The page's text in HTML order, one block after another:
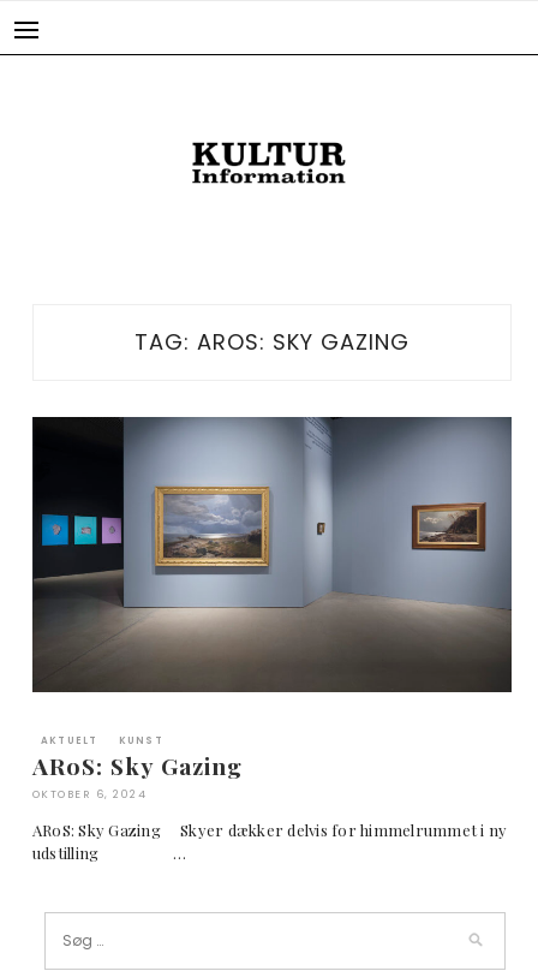
TAG: AROS: SKY GAZING
AKTUELT KUNST
ARoS: Sky Gazing
OKTOBER 6, 2024
ARoS: Sky Gazing Skyer dækker delvis for himmelrummet i ny
udstilling …